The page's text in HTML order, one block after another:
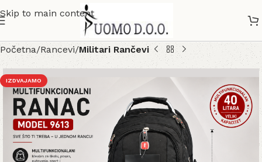
Skip to main content
Početna Rancevi Militari Rančevi
IZDVAJAMO